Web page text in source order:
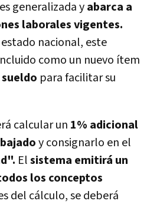
generalizada yabarca a
laborales vigentes.
nacional, este
como un nuevo ítem
para facilitar su
calcular un 1% adicional
y consignarlo en el
Elsistema emitirá un
los conceptos
del cálculo, se deberá